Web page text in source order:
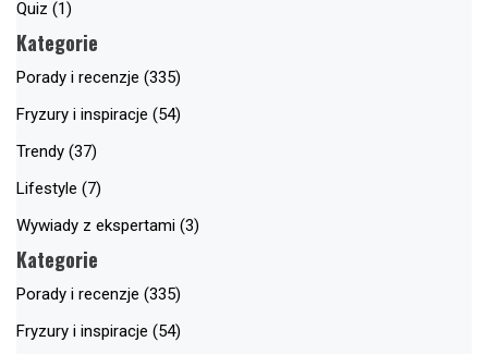
Quiz (1)
Kategorie
Porady i recenzje (335)
Fryzury i inspiracje (54)
Trendy (37)
Lifestyle (7)
Wywiady z ekspertami (3)
Kategorie
Porady i recenzje (335)
Fryzury i inspiracje (54)